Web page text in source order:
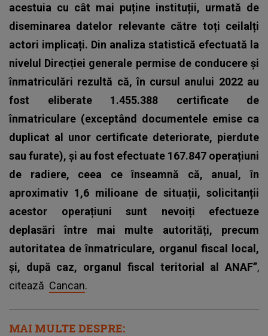
acestuia cu cât mai puține instituții, urmată de
diseminarea datelor relevante către toți ceilalți
actori implicați. Din analiza statistică efectuată la
nivelul Direcției generale permise de conducere și
înmatriculări rezultă că, în cursul anului 2022 au
fost eliberate 1.455.388 certificate de
înmatriculare (exceptând documentele emise ca
duplicat al unor certificate deteriorate, pierdute
sau furate), și au fost efectuate 167.847 operațiuni
de radiere, ceea ce înseamnă că, anual, în
aproximativ 1,6 milioane de situații, solicitanții
acestor operațiuni sunt nevoiți efectueze
deplasări între mai multe autorități, precum
autoritatea de înmatriculare, organul fiscal local,
și, după caz, organul fiscal teritorial al ANAF”,
citează Cancan.
MAI MULTE DESPRE: